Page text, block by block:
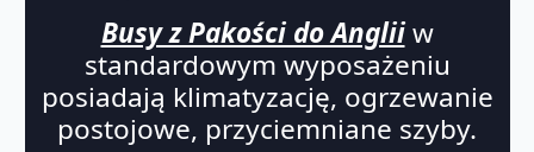
Busy z Pakości do Angliiw
standardowym wyposażeniu
posiadają klimatyzację, ogrzewanie
postojowe, przyciemniane szyby.